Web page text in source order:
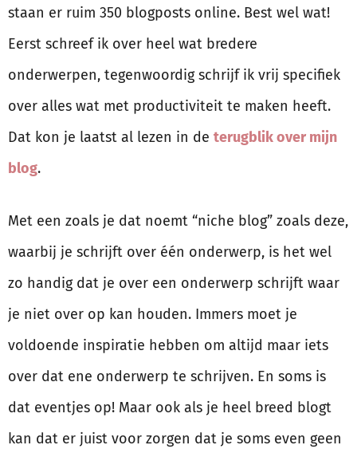
staan er ruim 350 blogposts online. Best wel wat!
Eerst schreef ik over heel wat bredere
onderwerpen, tegenwoordig schrijf ik vrij specifiek
over alles wat met productiviteit te maken heeft.
Dat kon je laatst al lezen in de terugblik over mijn
blog.
Met een zoals je dat noemt “niche blog” zoals deze,
waarbij je schrijft over één onderwerp, is het wel
zo handig dat je over een onderwerp schrijft waar
je niet over op kan houden. Immers moet je
voldoende inspiratie hebben om altijd maar iets
over dat ene onderwerp te schrijven. En soms is
dat eventjes op! Maar ook als je heel breed blogt
kan dat er juist voor zorgen dat je soms even geen